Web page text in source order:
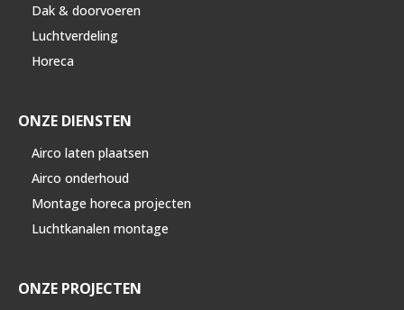
Dak & doorvoeren
Luchtverdeling
Horeca
ONZE DIENSTEN
Airco laten plaatsen
Airco onderhoud
Montage horeca projecten
Luchtkanalen montage
ONZE PROJECTEN